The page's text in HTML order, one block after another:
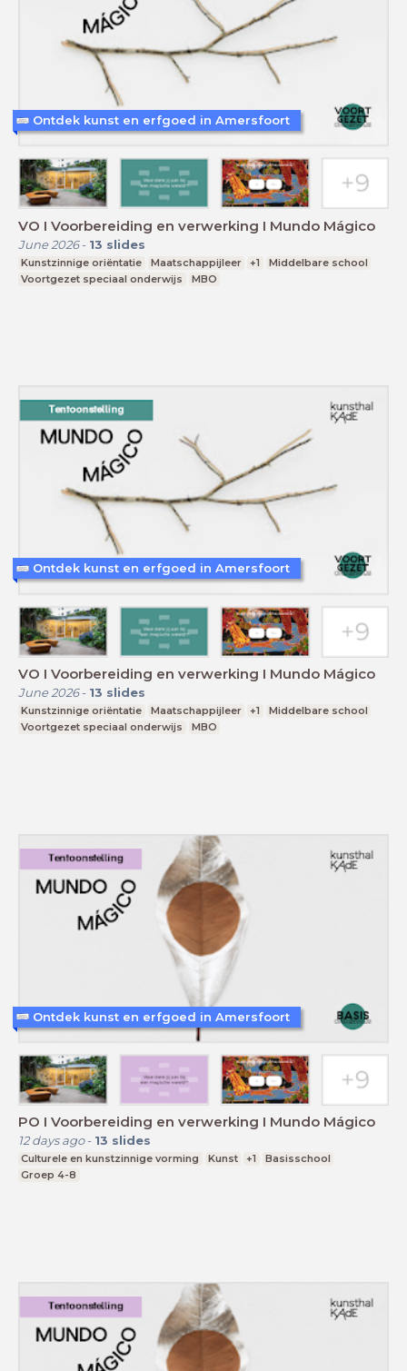
VO I Voorbereiding en verwerking I Mundo Mágico
June 2026- 13 slides
Kunstzinnige oriëntatie Maatschappijleer +1
Middelbare school
Voortgezet speciaal onderwijs
MBO
Ontdek kunst en erfgoed in Amersfoort
VO I Voorbereiding en verwerking I Mundo Mágico
June 2026- 13 slides
Kunstzinnige oriëntatie Maatschappijleer +1
Middelbare school
Voortgezet speciaal onderwijs
MBO
Ontdek kunst en erfgoed in Amersfoort
PO I Voorbereiding en verwerking I Mundo Mágico
12 days ago- 13 slides
Culturele en kunstzinnige vorming Kunst +1
Basisschool
Groep 4-8
Ontdek kunst en erfgoed in Amersfoort